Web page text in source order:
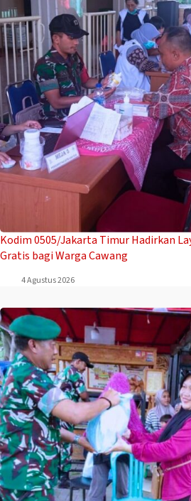
Kodim 0505/Jakarta Timur Hadirkan
Gratis bagi Warga Cawang
4 Agustus 2026